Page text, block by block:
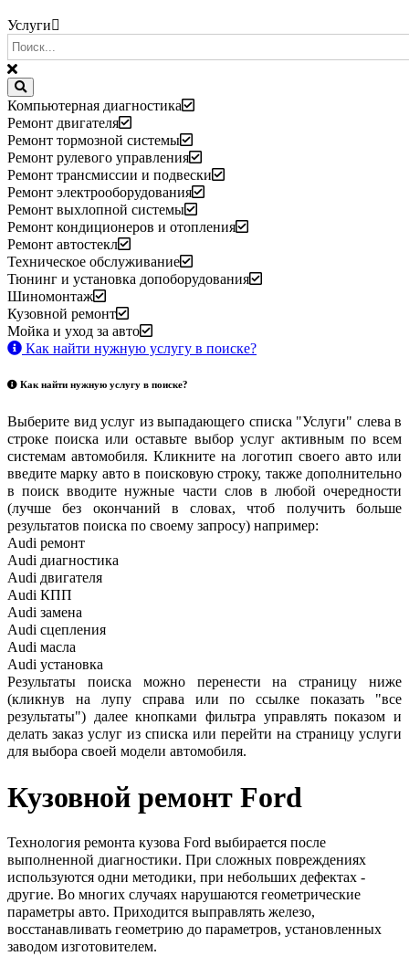
Услуги
Компьютерная диагностика
Ремонт двигателя
Ремонт тормозной системы
Ремонт рулевого управления
Ремонт трансмиссии и подвески
Ремонт электрооборудования
Ремонт выхлопной системы
Ремонт кондиционеров и отопления
Ремонт автостекл
Техническое обслуживание
Тюнинг и установка допоборудования
Шиномонтаж
Кузовной ремонт
Мойка и уход за авто
Как найти нужную услугу в поиске?
Как найти нужную услугу в поиске?
Выберите вид услуг из выпадающего списка "Услуги" слева в
строке поиска или оставьте выбор услуг активным по всем
системам автомобиля. Кликните на логотип своего авто или
введите марку авто в поисковую строку, также дополнительно
в поиск вводите нужные части слов в любой очередности
(лучше без окончаний в словах, чтоб получить больше
результатов поиска по своему запросу) например:
Audi ремонт
Audi диагностика
Audi двигателя
Audi КПП
Audi замена
Audi сцепления
Audi масла
Audi установка
Результаты поиска можно перенести на страницу ниже
(кликнув на лупу справа или по ссылке показать "все
результаты") далее кнопками фильтра управлять показом и
делать заказ услуг из списка или перейти на страницу услуги
для выбора своей модели автомобиля.
Кузовной ремонт Ford
Технология ремонта кузова Ford выбирается после
выполненной диагностики. При сложных повреждениях
используются одни методики, при небольших дефектах -
другие. Во многих случаях нарушаются геометрические
параметры авто. Приходится выправлять железо,
восстанавливать геометрию до параметров, установленных
заводом изготовителем.